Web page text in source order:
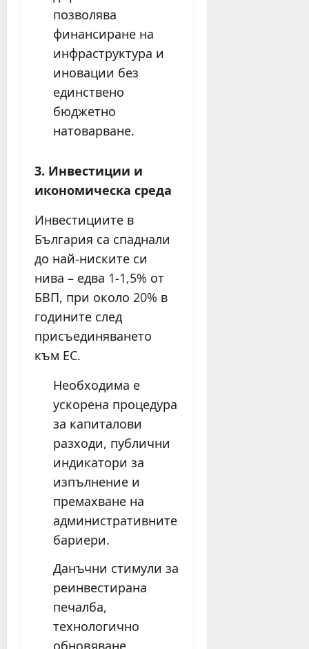
позволява
финансиране на
инфраструктура и
иновации без
единствено
бюджетно
натоварване.
3. Инвестиции и
икономическа среда
Инвестициите в
България са спаднали
до най-ниските си
нива – едва 1-1,5% от
БВП, при около 20% в
годините след
присъединяването
към ЕС.
Необходима е
ускорена процедура
за капиталови
разходи, публични
индикатори за
изпълнение и
премахване на
административните
бариери.
Данъчни стимули за
реинвестирана
печалба,
технологично
обновяване,